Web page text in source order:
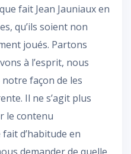
fait Jean Jauniaux en
qu’ils soient non
joués. Partons
à l’esprit, nous
façon de les
Il ne s’agit plus
le contenu
d’habitude en